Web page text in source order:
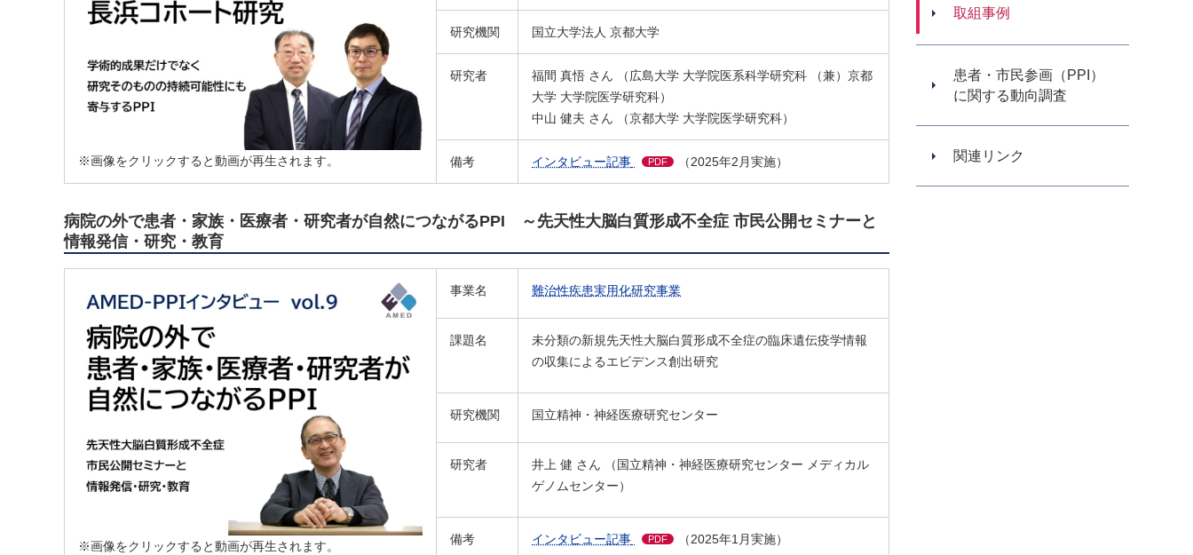
※画像をクリックすると動画が再生されます。
研究機関 国立大学法人 京都大学
研究者
福間 真悟 さん （広島大学 大学院医系科学研究科 （兼）京都
大学 大学院医学研究科）
中山 健夫 さん （京都大学 大学院医学研究科）
備考 インタビュー記事 PDF （2025年2月実施）
病院の外で患者・家族・医療者・研究者が自然につながるPPI
～先天性大脳白質形成不全症 市民公開セミナーと
情報発信・研究・教育
※画像をクリックすると動画が再生されます。
事業名 難治性疾患実用化研究事業
課題名
未分類の新規先天性大脳白質形成不全症の臨床遺伝疫学情報
の収集によるエビデンス創出研究
研究機関 国立精神・神経医療研究センター
研究者
井上 健 さん （国立精神・神経医療研究センター メディカル
ゲノムセンター）
備考 インタビュー記事 PDF （2025年1月実施）
取組事例
患者・市民参画（PPI）
に関する動向調査
関連リンク